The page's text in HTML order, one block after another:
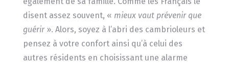
disent assez souvent, « mieux vaut prévenir que
guérir». Alors, soyez à l’abri des cambrioleurs et
pensez à votre confort ainsi qu’à celui des
autres résidents en choisissant une alarme